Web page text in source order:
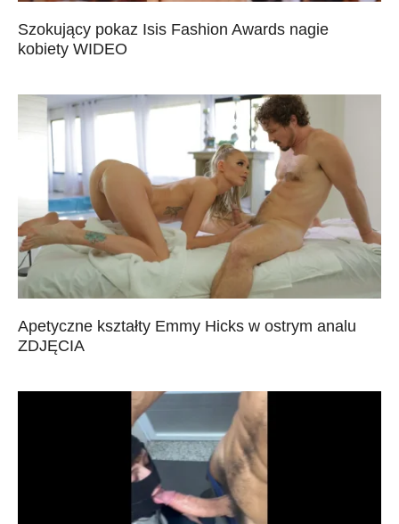
Szokujący pokaz Isis Fashion Awards nagie
kobiety WIDEO
Apetyczne kształty Emmy Hicks w ostrym analu
ZDJĘCIA